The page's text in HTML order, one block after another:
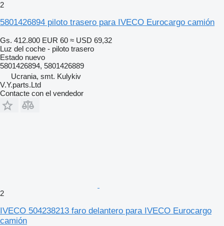
2
5801426894 piloto trasero para IVECO Eurocargo camión
Gs. 412.800 EUR 60 ≈ USD 69,32
Luz del coche - piloto trasero
Estado nuevo
5801426894, 5801426889
Ucrania, smt. Kulykiv
V.Y.parts.Ltd
Contacte con el vendedor
2
IVECO 504238213 faro delantero para IVECO Eurocargo
camión